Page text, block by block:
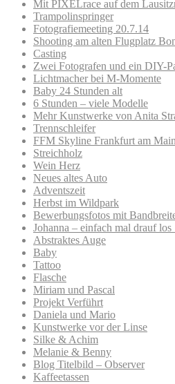
Mit PIXELrace auf dem
Trampolinspringer
Fotografiemeeting 20.7.14
Shooting am alten Flugplatz
Casting
Zwei Fotografen und ein DIY-
Lichtmacher bei M-Momente
Baby 24 Stunden alt
6 Stunden – viele Modelle
Mehr Kunstwerke von Anita
Trennschleifer
FFM Skyline Frankfurt am Main
Streichholz
Wein Herz
Neues altes Auto
Adventszeit
Herbst im Wildpark
Bewerbungsfotos mit
Johanna – einfach mal drauf
Abstraktes Auge
Baby
Tattoo
Flasche
Miriam und Pascal
Projekt Verführt
Daniela und Mario
Kunstwerke vor der Linse
Silke & Achim
Melanie & Benny
Blog Titelbild – Observer
Kaffeetassen